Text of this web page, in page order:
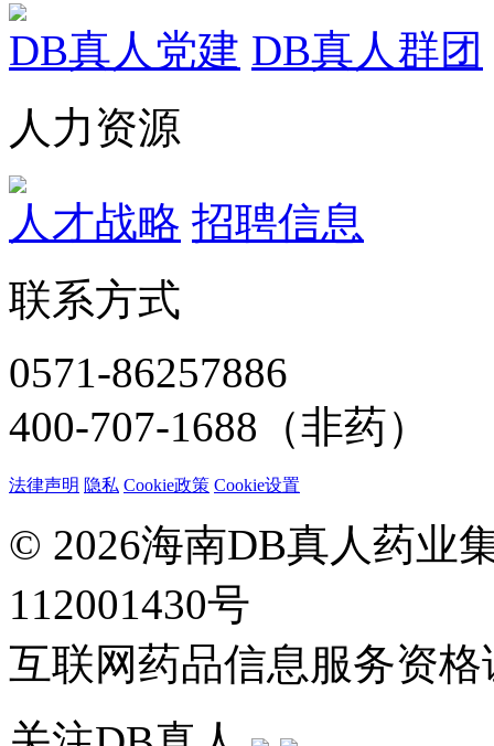
DB真人党建 DB真人群团
人力资源
人才战略 招聘信息
联系方式
0571-86257886
400-707-1688（非药）
法律声明 隐私 Cookie政策 Cookie设置
© 2026海南DB真人药业
112001430号
互联网药品信息服务资格